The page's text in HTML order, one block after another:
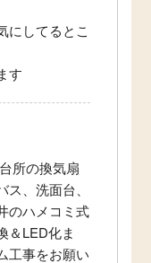
にしてるとこ
す
所の換気扇
、洗面台、
のハメコミ式
＆LED化ま
工事をお願い